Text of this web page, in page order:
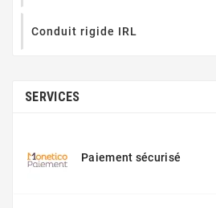
Conduit rigide IRL
SERVICES
Paiement sécurisé